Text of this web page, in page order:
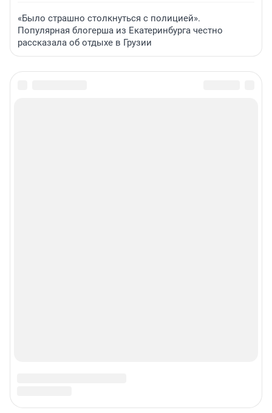
«Было страшно столкнуться с полицией».
Популярная блогерша из Екатеринбурга честно
рассказала об отдыхе в Грузии